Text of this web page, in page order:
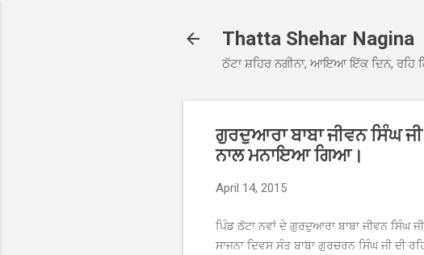
Thatta Shehar Nagina
ਠੱਟਾ ਸ਼ਹਿਰ ਨਗੀਨਾ, ਆਇਆ ਇੱਕ ਦਿਨ, ਰਹਿ
ਗੁਰਦੁਆਰਾ ਬਾਬਾ ਜੀਵਨ ਸਿੰਘ ਜੀ
ਨਾਲ ਮਨਾਇਆ ਗਿਆ।
April 14, 2015
ਪਿੰਡ ਠੱਟਾ ਨਵਾਂ ਦੇ ਗੁਰਦੁਆਰਾ ਬਾਬਾ ਜੀਵਨ ਸਿੰਘ
ਸਾਜਨਾ ਦਿਵਸ ਸੰਤ ਬਾਬਾ ਗੁਰਚਰਨ ਸਿੰਘ ਜੀ ਦੀ